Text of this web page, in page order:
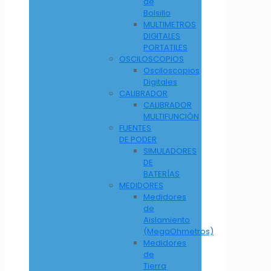
Bolsillo
MULTIMETROS
DIGITALES
PORTATILES
OSCILOSCOPIOS
Osciloscopios
Digitales
CALIBRADOR
CALIBRADOR
MULTIFUNCIÓN
FUENTES
DE PODER
SIMULADORES
DE
BATERÍAS
MEDIDORES
Medidores
de
Aislamiento
(MegaOhmetros)
Medidores
de
Tierra